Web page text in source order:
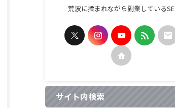
荒波に揉まれながら副業しているSE
サイト内検索